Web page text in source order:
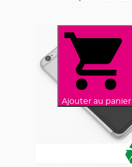
Ajouter au panier